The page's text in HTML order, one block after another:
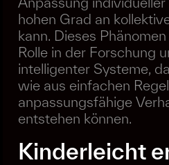
hohen Grad an
kann. Dieses
Rolle in der Forschung
intelligenter Systeme,
wie aus einfachen
anpassungsfähige
entstehen können.
Kinderleicht